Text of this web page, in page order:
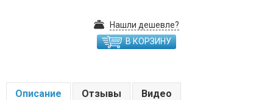
Нашли дешевле?
В КОРЗИНУ
Описание Отзывы Видео